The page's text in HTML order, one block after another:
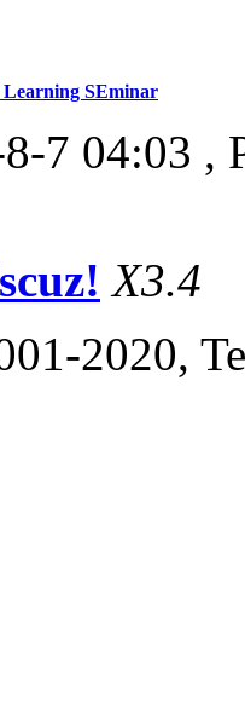
SEminar
7 04:03 ,
X3.4
2020,